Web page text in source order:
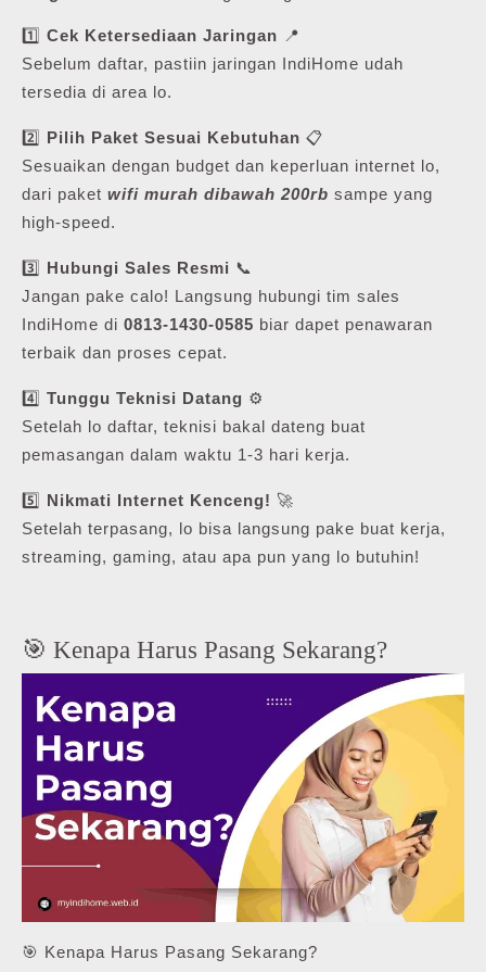
1️⃣ Cek Ketersediaan Jaringan 📍
Sebelum daftar, pastiin jaringan IndiHome udah
tersedia di area lo.
2️⃣ Pilih Paket Sesuai Kebutuhan 📋
Sesuaikan dengan budget dan keperluan internet lo,
dari paket wifi murah dibawah 200rb sampe yang
high-speed.
3️⃣ Hubungi Sales Resmi 📞
Jangan pake calo! Langsung hubungi tim sales
IndiHome di 0813-1430-0585 biar dapet penawaran
terbaik dan proses cepat.
4️⃣ Tunggu Teknisi Datang ⚙️
Setelah lo daftar, teknisi bakal dateng buat
pemasangan dalam waktu 1-3 hari kerja.
5️⃣ Nikmati Internet Kenceng! 🚀
Setelah terpasang, lo bisa langsung pake buat kerja,
streaming, gaming, atau apa pun yang lo butuhin!
🎯 Kenapa Harus Pasang Sekarang?
🎯 Kenapa Harus Pasang Sekarang?